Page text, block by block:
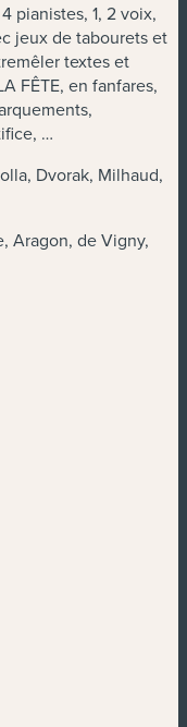
pianistes, 1, 2 voix,
jeux de tabourets et
textes et
FÊTE, en fanfares,
…
Dvorak, Milhaud,
Aragon, de Vigny,